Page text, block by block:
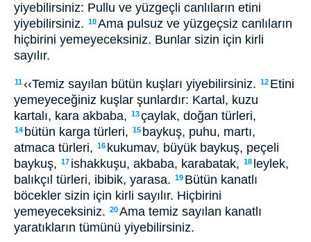
yiyebilirsiniz: Pullu ve yüzgeçli canlıların etini
yiyebilirsiniz. 10Ama pulsuz ve yüzgeçsiz canlıların
hiçbirini yemeyeceksiniz. Bunlar sizin için kirli
sayılır.
11‹‹Temiz sayılan bütün kuşları yiyebilirsiniz. 12 Etini
yemeyeceğiniz kuşlar şunlardır: Kartal, kuzu
kartalı, kara akbaba, 13çaylak, doğan türleri,
14 bütün karga türleri, 15 baykuş, puhu, martı,
atmaca türleri, 16 kukumav, büyük baykuş, peçeli
baykuş, 17 ishakkuşu, akbaba, karabatak, 18 leylek,
balıkçıl türleri, ibibik, yarasa. 19 Bütün kanatlı
böcekler sizin için kirli sayılır. Hiçbirini
yemeyeceksiniz. 20Ama temiz sayılan kanatlı
yaratıkların tümünü yiyebilirsiniz.